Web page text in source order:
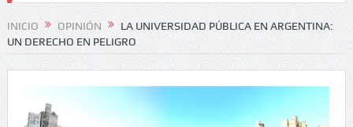
«Decidieron no hacer festejos»
INICIO OPINIÓN
LA UNIVERSIDAD PÚBLICA EN ARGENTINA:
UN DERECHO EN PELIGRO